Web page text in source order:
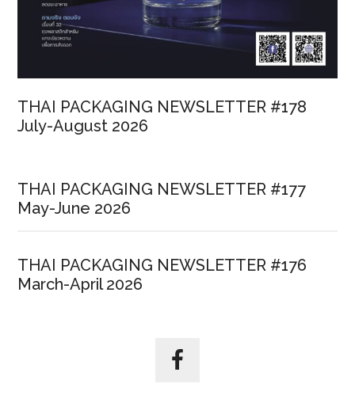
THAI PACKAGING NEWSLETTER #178
July-August 2026
THAI PACKAGING NEWSLETTER #177
May-June 2026
THAI PACKAGING NEWSLETTER #176
March-April 2026